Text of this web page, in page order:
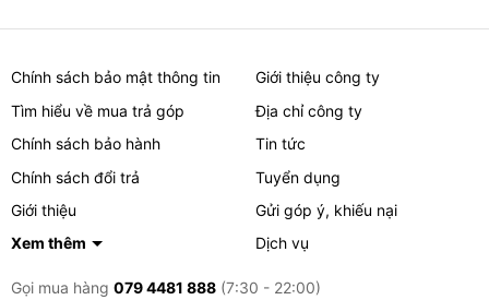
Chính sách bảo mật thông tin
Tìm hiểu về mua trả góp
Chính sách bảo hành
Chính sách đổi trả
Giới thiệu
Xem thêm
Giới thiệu công ty
Địa chỉ công ty
Tin tức
Tuyển dụng
Gửi góp ý, khiếu nại
Dịch vụ
Gọi mua hàng 079 4481 888 (7:30 - 22:00)